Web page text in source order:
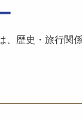
、歴史・旅行関